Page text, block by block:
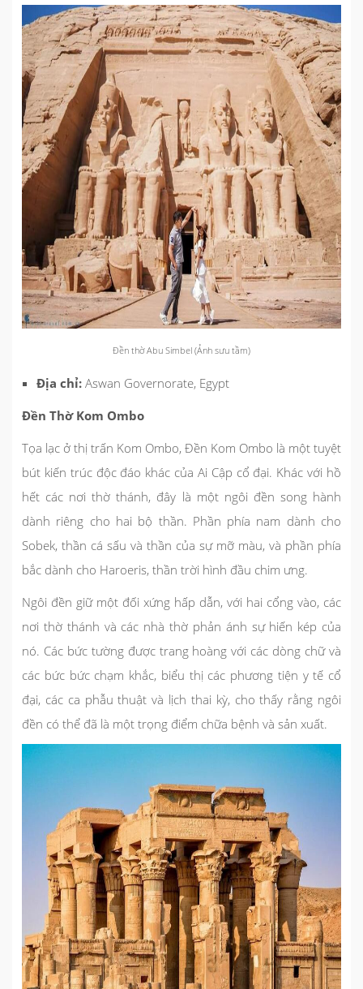
Đền thờ Abu Simbel (Ảnh sưu tầm)
Địa chỉ: Aswan Governorate, Egypt
Đền Thờ Kom Ombo
Tọa lạc ở thị trấn Kom Ombo, Đền Kom Ombo là một tuyệt
bút kiến trúc độc đáo khác của Ai Cập cổ đại. Khác với hồ
hết các nơi thờ thánh, đây là một ngôi đền song hành
dành riêng cho hai bộ thần. Phần phía nam dành cho
Sobek, thần cá sấu và thần của sự mỡ màu, và phần phía
bắc dành cho Haroeris, thần trời hình đầu chim ưng.
Ngôi đền giữ một đối xứng hấp dẫn, với hai cổng vào, các
nơi thờ thánh và các nhà thờ phản ánh sự hiến kép của
nó. Các bức tường được trang hoàng với các dòng chữ và
các bức bức chạm khắc, biểu thị các phương tiện y tế cổ
đại, các ca phẫu thuật và lịch thai kỳ, cho thấy rằng ngôi
đền có thể đã là một trọng điểm chữa bệnh và sản xuất.